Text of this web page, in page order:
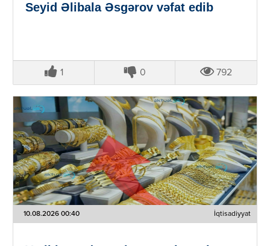
Seyid Əlibala Əsgərov vəfat edib
1 0 792
10.08.2026 00:40 İqtisadiyyat